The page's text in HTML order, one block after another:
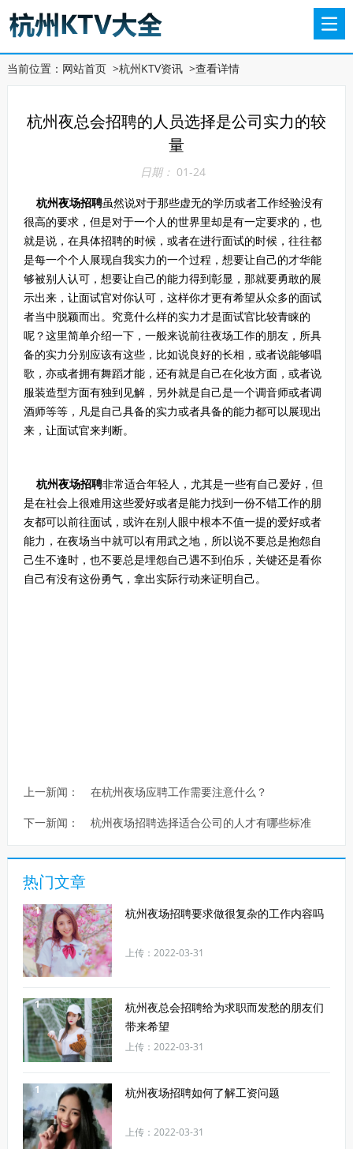
当前位置： 网站首页>杭州KTV资讯>查看详情
杭州夜总会招聘的人员选择是公司实力的较
量
日期： 01-24
杭州夜场招聘虽然说对于那些虚无的学历或者工作经验没有
很高的要求，但是对于一个人的世界里却是有一定要求的，也
就是说，在具体招聘的时候，或者在进行面试的时候，往往都
是每一个个人展现自我实力的一个过程，想要让自己的才华能
够被别人认可，想要让自己的能力得到彰显，那就要勇敢的展
示出来，让面试官对你认可，这样你才更有希望从众多的面试
者当中脱颖而出。究竟什么样的实力才是面试官比较青睐的
呢？这里简单介绍一下，一般来说前往夜场工作的朋友，所具
备的实力分别应该有这些，比如说良好的长相，或者说能够唱
歌，亦或者拥有舞蹈才能，还有就是自己在化妆方面，或者说
服装造型方面有独到见解，另外就是自己是一个调音师或者调
酒师等等，凡是自己具备的实力或者具备的能力都可以展现出
来，让面试官来判断。
杭州夜场招聘非常适合年轻人，尤其是一些有自己爱好，但
是在社会上很难用这些爱好或者是能力找到一份不错工作的朋
友都可以前往面试，或许在别人眼中根本不值一提的爱好或者
能力，在夜场当中就可以有用武之地，所以说不要总是抱怨自
己生不逢时，也不要总是埋怨自己遇不到伯乐，关键还是看你
自己有没有这份勇气，拿出实际行动来证明自己。
上一新闻： 在杭州夜场应聘工作需要注意什么？
下一新闻： 杭州夜场招聘选择适合公司的人才有哪些标准
热门文章
1 杭州夜场招聘要求做很复杂的工作内容吗
上传：2022-03-31
1
杭州夜总会招聘给为求职而发愁的朋友们
带来希望
上传：2022-03-31
1 杭州夜场招聘如何了解工资问题
上传：2022-03-31